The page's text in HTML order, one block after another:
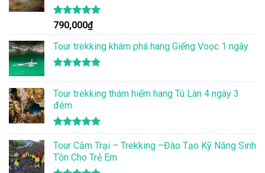
Được xếp
hạng
5.00
5 sao
790,000₫
Tour trekking khám phá hang Giếng Voọc 1 ngày
5 sao
Tour trekking thám hiểm hang Tú Làn 4 ngày 3
đêm
hạng4.86
5 sao
Tour Cắm Trại – Trekking –Đào Tạo Kỹ Năng Sinh
Tồn Cho Trẻ Em